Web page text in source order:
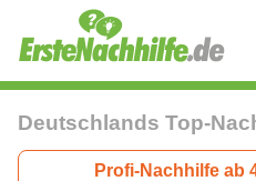
Deutschlands Top-
Profi-Nachhilfe ab